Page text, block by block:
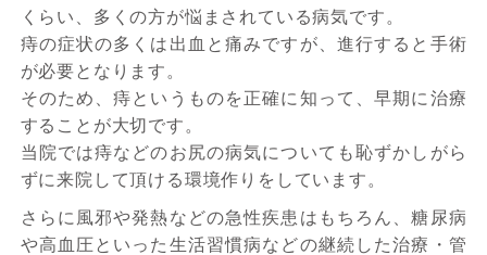
くらい、多くの方が悩まされている病気です。
痔の症状の多くは出血と痛みですが、進行すると手術
が必要となります。
そのため、痔というものを正確に知って、早期に治療
することが大切です。
当院では痔などのお尻の病気についても恥ずかしがら
ずに来院して頂ける環境作りをしています。
さらに風邪や発熱などの急性疾患はもちろん、糖尿病
や高血圧といった生活習慣病などの継続した治療・管